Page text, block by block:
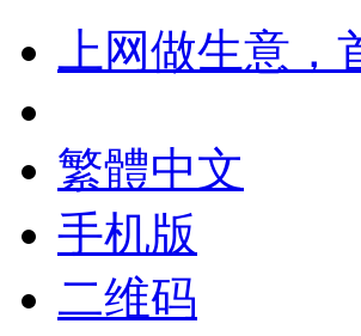
上网做生意
繁體中文
手机版
二维码